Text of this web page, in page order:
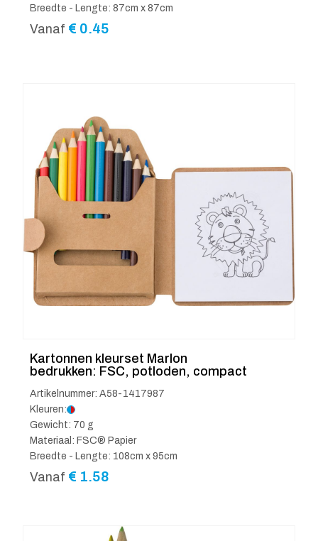
Breedte - Lengte: 87cm x 87cm
Vanaf € 0.45
Kartonnen kleurset Marlon
bedrukken: FSC, potloden, compact
Artikelnummer: A58-1417987
Kleuren:
Gewicht: 70 g
Materiaal: FSC® Papier
Breedte - Lengte: 108cm x 95cm
Vanaf € 1.58